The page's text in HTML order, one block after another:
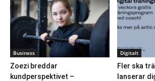
Business
Zoezi breddar
kundperspektivet –
Digitalt
Fler ska
lanserar